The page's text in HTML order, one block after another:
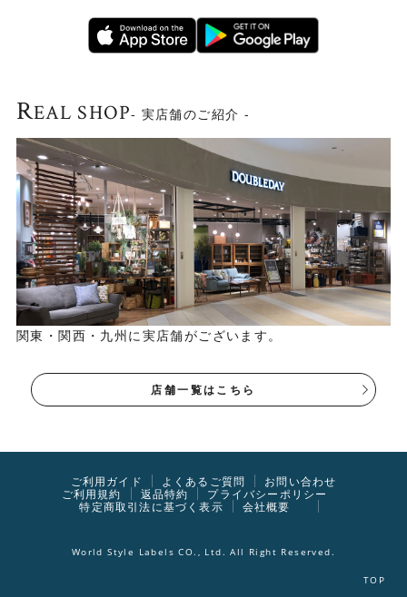
REAL SHOP- 実店舗のご紹介 -
関東・関西・九州に実店舗がございます。
店舗一覧はこちら
ご利用ガイド よくあるご質問
お問い合わせ
ご利用規約
返品特約
プライバシーポリシー
特定商取引法に基づく表示
会社概要
World Style Labels CO., Ltd. All Right Reserved.